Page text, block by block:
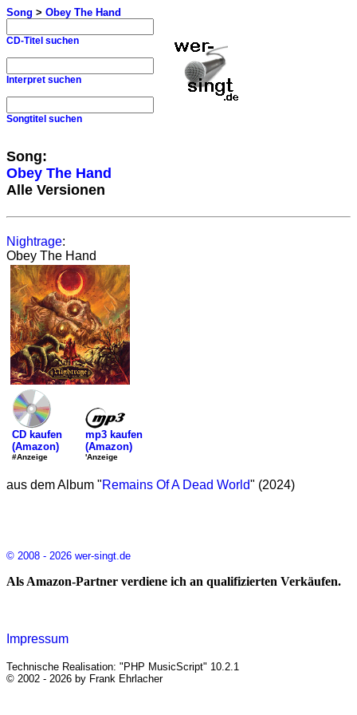
Song > Obey The Hand
CD-Titel suchen
Interpret suchen
Songtitel suchen
Song:
Obey The Hand
Alle Versionen
Nightrage:
Obey The Hand
CD kaufen
(Amazon)
#Anzeige
mp3 kaufen
(Amazon)
'Anzeige
aus dem Album "Remains Of A Dead World" (2024)
© 2008 - 2026 wer-singt.de
Als Amazon-Partner verdiene ich an qualifizierten Verkäufen.
Impressum
Technische Realisation: "PHP MusicScript" 10.2.1
© 2002 - 2026 by Frank Ehrlacher